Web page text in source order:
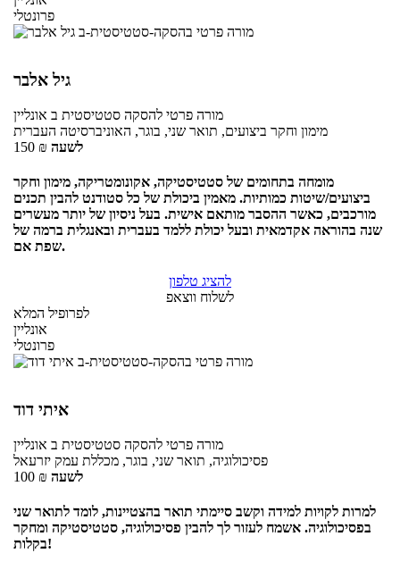
פרונטלי
גיל אלבר
מורה פרטי להסקה סטטיסטית ב אונליין
מימון וחקר ביצועים, תואר שני, בוגר, האוניברסיטה העברית
150 ₪ לשעה
מומחה בתחומים של סטטיסטיקה, אקונומטריקה, מימון וחקר
ביצועים/שיטות כמותיות. מאמין ביכולת של כל סטודנט להבין תכנים
מורכבים, כאשר ההסבר מותאם אישית. בעל ניסיון של יותר מעשרים
שנה בהוראה אקדמאית ובעל יכולת ללמד בעברית ובאנגלית ברמה של
שפת אם.
להציג טלפון
לשלוח ווצאפ
לפרופיל המלא
אונליין
פרונטלי
איתי דוד
מורה פרטי להסקה סטטיסטית ב אונליין
פסיכולוגיה, תואר שני, בוגר, מכללת עמק יזרעאל
100 ₪ לשעה
למרות לקויות למידה וקשב סיימתי תואר בהצטיינות, לומד לתואר שני
בפסיכולוגיה. אשמח לעזור לך להבין פסיכולוגיה, סטטיסטיקה ומחקר
בקלות!